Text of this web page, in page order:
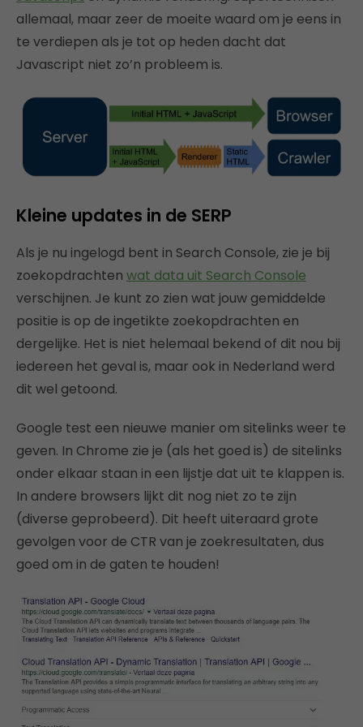
allemaal, maar zeer de moeite waard om je eens in
te verdiepen als je tot op heden dacht dat
Javascript niet zo’n probleem is.
Kleine updates in de SERP
Als je nu ingelogd bent in Search Console, zie je bij
zoekopdrachten wat data uit Search Console
verschijnen. Je kunt zo zien wat jouw gemiddelde
positie is op de ingetikte zoekopdrachten en
dergelijke. Het is niet helemaal bekend of dit nou bij
iedereen het geval is, maar ook in Nederland werd
dit wel getoond.
Google test een nieuwe manier om sitelinks weer te
geven. In Chrome zie je (als het goed is) de sitelinks
onder elkaar staan in een lijstje dat uit te klappen is.
In andere browsers lijkt dit nog niet zo te zijn
(diverse geprobeerd). Dit heeft uiteraard grote
gevolgen voor de CTR van je zoekresultaten, dus
goed om in de gaten te houden!